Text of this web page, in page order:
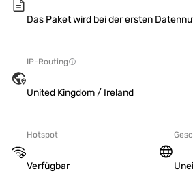
Das Paket wird bei der ersten
IP-Routing
United Kingdom / Ireland
Hotspot
Verfügbar